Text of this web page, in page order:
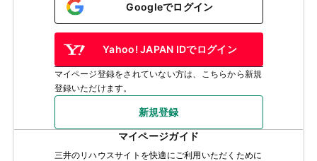
Googleでログイン
Yahoo! JAPAN IDでログイン
マイページ登録をされていない方は、こちらから新規
登録いただけます。
新規登録
マイページガイド
三井のリハウスサイトを快適にご利用いただくために